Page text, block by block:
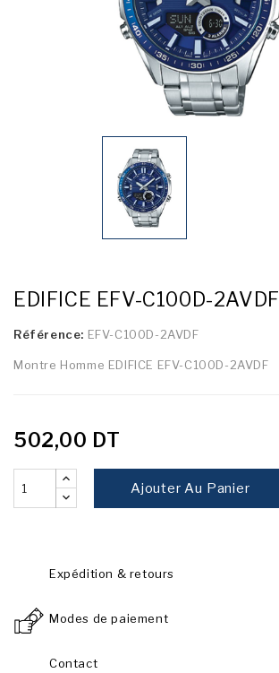
EDIFICE EFV-C100D-2AVDF
Référence: EFV-C100D-2AVDF
Montre Homme EDIFICE EFV-C100D-2AVDF
502,00 DT
Ajouter Au Panier
Expédition & retours
Modes de paiement
Contact